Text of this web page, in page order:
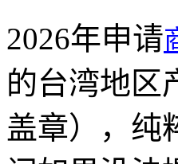
2026年申请
的台湾地区
盖章），纯